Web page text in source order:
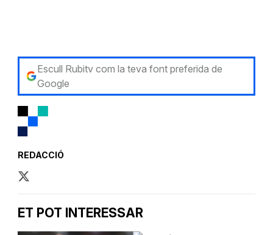
Escull Rubitv com la teva font preferida de
Google
REDACCIÓ
ET POT INTERESSAR